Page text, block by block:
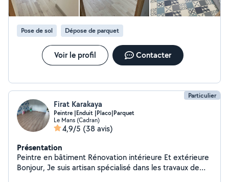
Pose de sol Dépose de parquet
Voir le profil Contacter
Particulier
Firat Karakaya
Peintre |Enduit |Placo|Parquet
Le Mans (Cadran)
4,9/5 (38 avis)
Présentation
Peintre en bâtiment Rénovation intérieure Et extérieure
Bonjour, Je suis artisan spécialisé dans les travaux de